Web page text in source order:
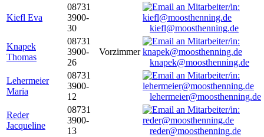
Kiefl Eva
08731
3900-
30
kiefl@moosthenning.de
Knapek
Thomas
08731
3900-
26
Vorzimmer
knapek@moosthenning.de
Lehermeier
Maria
08731
3900-
12
lehermeier@moosthenning.de
Reder
Jacqueline
08731
3900-
13
reder@moosthenning.de